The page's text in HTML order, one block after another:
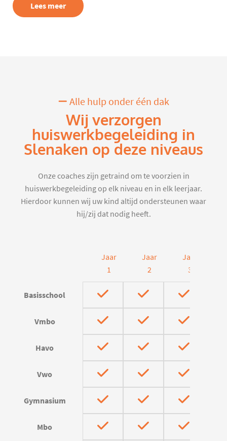
Lees meer
Alle hulp onder één dak
Wij verzorgen
huiswerkbegeleiding in
Slenaken op deze niveaus
Onze coaches zijn getraind om te voorzien in
huiswerkbegeleiding op elk niveau en in elk leerjaar.
Hierdoor kunnen wij uw kind altijd ondersteunen waar
hij/zij dat nodig heeft.
Jaar
1
Jaar
2
Jaar
3
Basisschool
Vmbo
Havo
Vwo
Gymnasium
Mbo